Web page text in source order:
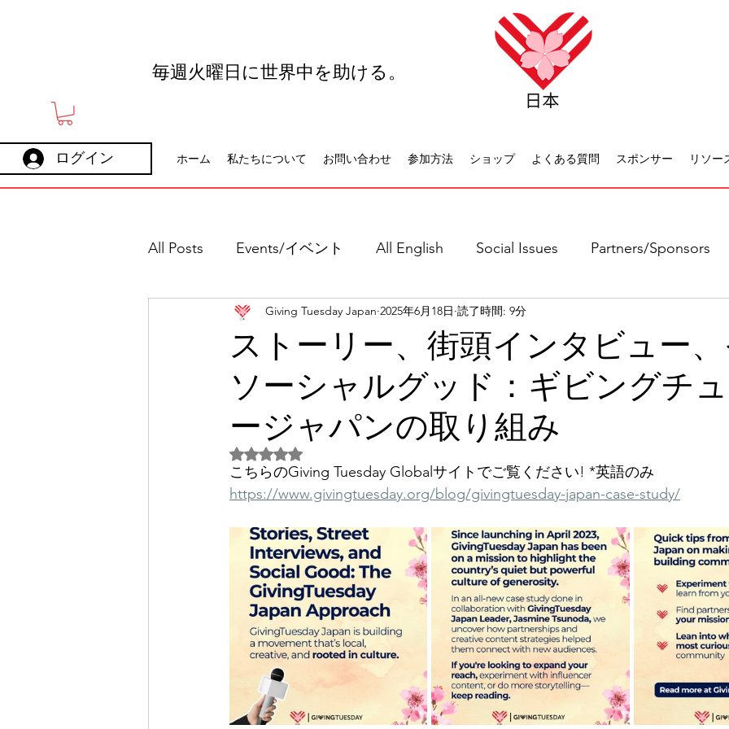
毎週火曜日に世界中を助ける。
ログイン ホーム 私たちについて お問い合わせ 参加方法 ショップ よくある質問 スポンサー リソー
All Posts Events/イベント All English Social Issues Partners/Sponsors
Holidays Careers 日本語全て 社会問題
パートナー/スポンサー キャリア
ストーリー、街頭インタビュー
ソーシャルグッド：ギビングチ
ージャパンの取り組み
Giving Tuesday Japan 2025年6月18日 読了時間: 9分
5つ星のうちNaNと評価されています。
こちらのGiving Tuesday Globalサイトでご覧ください! *英語のみ
https://www.givingtuesday.org/blog/givingtuesday-japan-case-study/